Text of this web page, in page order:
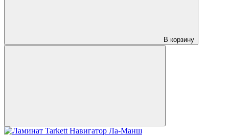
В корзину